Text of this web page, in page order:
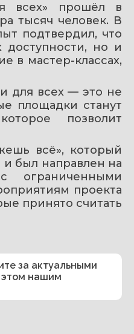
всех» прошёл в
тысяч человек. В
подтвердил, что
но и
в мастер-классах,
площадки станут
позволит
всё», который
и был направлен на
ограниченными
проекта
принято считать
за актуальными
этом нашим